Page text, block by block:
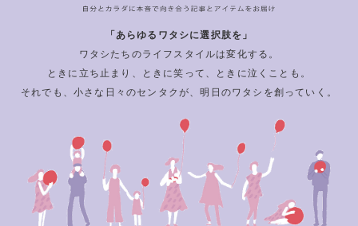
「あらゆるワタシに選択肢を」
ワタシたちのライフスタイルは変化する。
ときに立ち止まり、ときに笑って、ときに泣くことも。
それでも、小さな日々のセンタクが、明日のワタシを創っていく。